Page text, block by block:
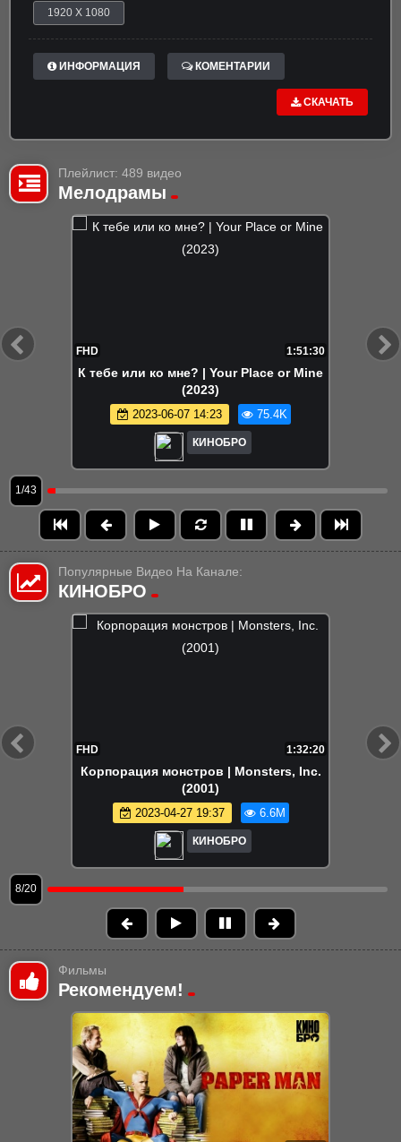
1920 X 1080
ИНФОРМАЦИЯ КОМЕНТАРИИ
СКАЧАТЬ
Плейлист: 489 видео
Мелодрамы
FHD 1:51:30
К тебе или ко мне? | Your Place or Mine
(2023)
2023-06-07 14:23 75.4K
КИНОБРО
1/43
Популярные Видео На Канале:
КИНОБРО
монстров | Monsters, Inc.
6.6M
FHD
9/20
Фильмы
Рекомендуем!